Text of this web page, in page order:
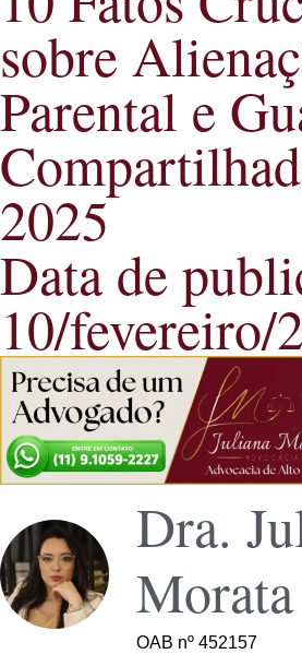
sobre
Parental e
2025
Data de
10/fevereiro/
Dra.
Morata
OAB nº 452157